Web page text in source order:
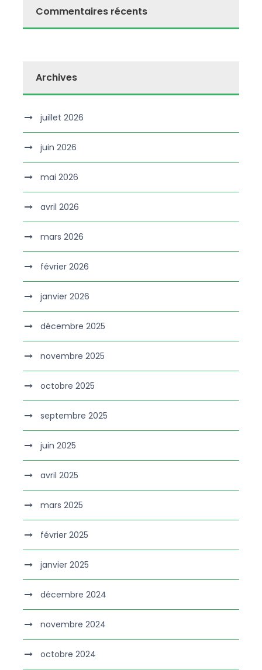
Commentaires récents
Archives
juillet 2026
juin 2026
mai 2026
avril 2026
mars 2026
février 2026
janvier 2026
décembre 2025
novembre 2025
octobre 2025
septembre 2025
juin 2025
avril 2025
mars 2025
février 2025
janvier 2025
décembre 2024
novembre 2024
octobre 2024